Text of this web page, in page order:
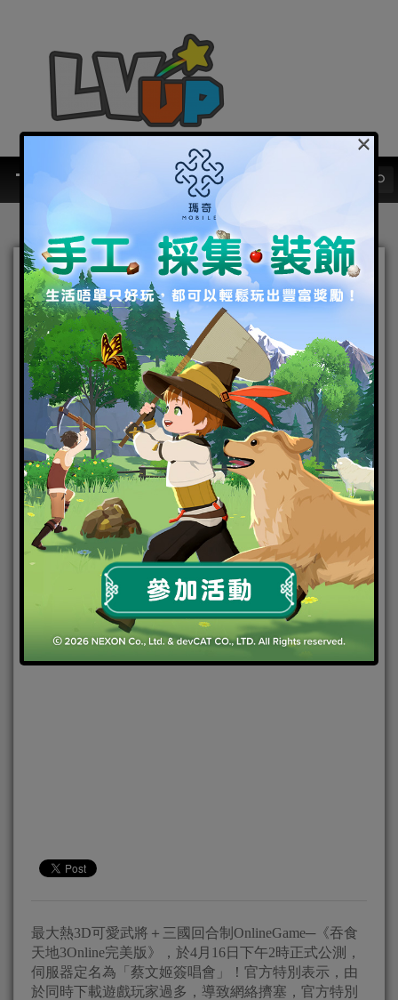
《吞食天地3Online完美
版》4.16日下午2時公測！武
將、座騎、造型武器通通
送！
2015-04-16|PC,電腦遊戲 980X,吞食天地3Online完美版
最大熱3D可愛武將＋三國回合制OnlineGame─《吞食
天地3Online完美版》，於4月16日下午2時正式公測，
伺服器定名為「蔡文姬簽唱會」！官方特別表示，由
於同時下載遊戲玩家過多，導致網絡擠塞，官方特別
×